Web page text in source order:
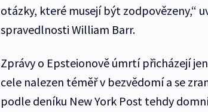
otázky, které musejí být zodpovězeny,“
spravedlnosti William Barr.
Zprávy o Epsteionově úmrtí přicházejí
cele nalezen téměř v bezvědomí a se
podle deníku New York Post tehdy